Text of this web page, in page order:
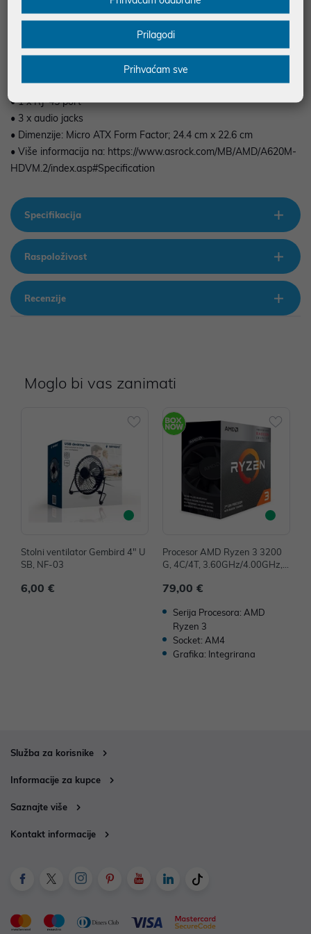
• 2 x USB 2.0/1.1 ports
• 1 x HDMI port
• 2 x USB 3.2 Gen 1 Type-A port
• 1 x USB 3.2 Gen1 Type-C port
• 1 x RJ-45 port
• 3 x audio jacks
• Dimenzije: Micro ATX Form Factor; 24.4 cm x 22.6 cm
• Više informacija na: https://www.asrock.com/MB/AMD/A620M-
HDVM.2/index.asp#Specification
Specifikacija
Raspoloživost
Recenzije
Moglo bi vas zanimati
Stolni ventilator Gembird 4" U
SB, NF-03
6,00 €
Procesor AMD Ryzen 3 3200
G, 4C/4T, 3.60GHz/4.00GHz, 4
HBOX
79,00 €
Serija Procesora: AMD
Ryzen 3
Socket: AM4
Grafika: Integrirana
Služba za korisnike
Informacije za kupce
Saznajte više
Kontakt informacije
Prilagodi
Prihvaćam sve